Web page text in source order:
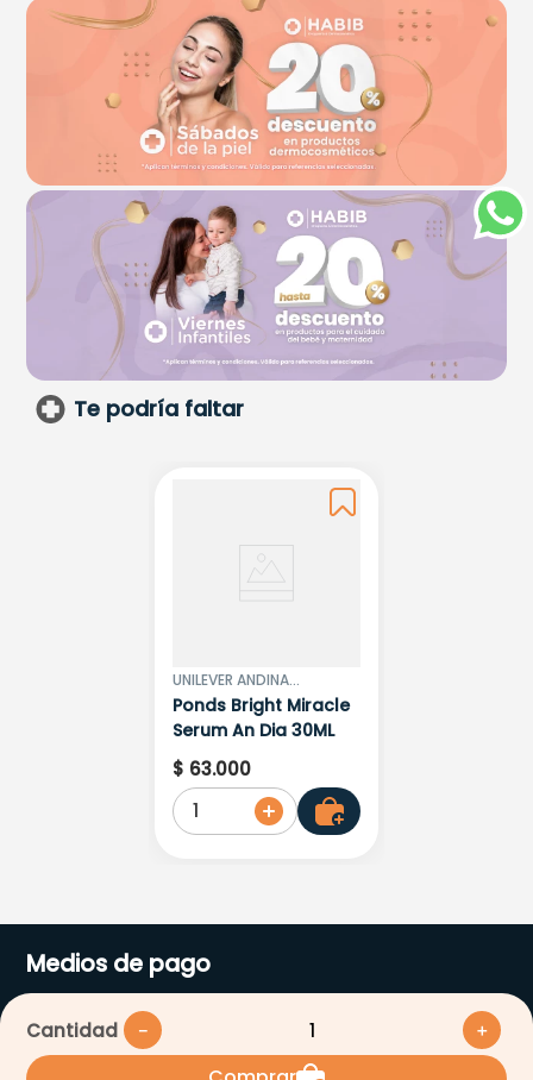
Cantidad ＋
－
Te podría faltar
UNILEVER ANDINA
COLOMBIA LTDA.
Ponds Bright Miracle
Serum An Dia 30ML
$ 63.000
1
Medios de pago